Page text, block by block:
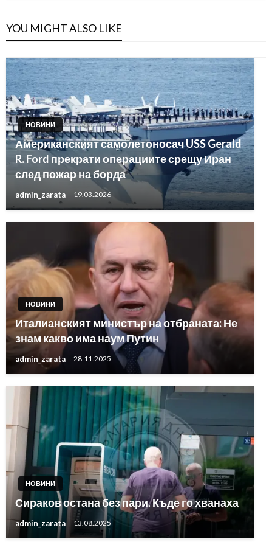
YOU MIGHT ALSO LIKE
НОВИНИ
Американският самолетоносач USS Gerald
R. Ford прекрати операциите срещу Иран
след пожар на борда
admin_zarata 19.03.2026
НОВИНИ
Италианският министър на отбраната: Не
знам какво има наум Путин
admin_zarata 28.11.2025
НОВИНИ
Сираков остана без пари. Къде го хванаха
admin_zarata 13.08.2025